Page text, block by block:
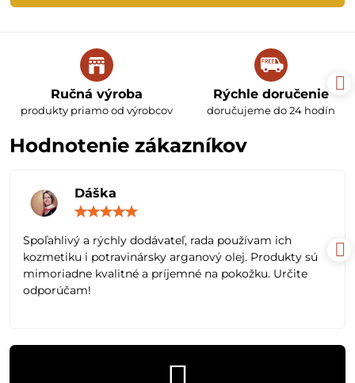
Ručná výroba
produkty priamo od výrobcov
Rýchle doručenie
doručujeme do 24 hodín
Hodnotenie zákazníkov
Dáška
5
Spoľahlivý a rýchly dodávateľ, rada používam ich
kozmetiku i potravinársky arganový olej. Produkty sú
mimoriadne kvalitné a príjemné na pokožku. Určite
odporúčam!